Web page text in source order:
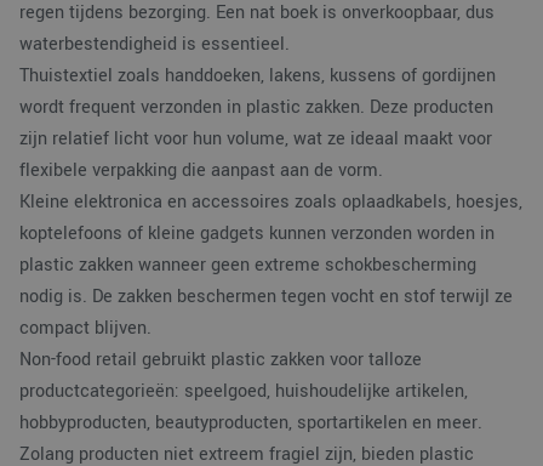
regen tijdens bezorging. Een nat boek is onverkoopbaar, dus
waterbestendigheid is essentieel.
Thuistextiel zoals handdoeken, lakens, kussens of gordijnen
wordt frequent verzonden in plastic zakken. Deze producten
zijn relatief licht voor hun volume, wat ze ideaal maakt voor
flexibele verpakking die aanpast aan de vorm.
Kleine elektronica en accessoires zoals oplaadkabels, hoesjes,
koptelefoons of kleine gadgets kunnen verzonden worden in
plastic zakken wanneer geen extreme schokbescherming
nodig is. De zakken beschermen tegen vocht en stof terwijl ze
compact blijven.
Non-food retail gebruikt plastic zakken voor talloze
productcategorieën: speelgoed, huishoudelijke artikelen,
hobbyproducten, beautyproducten, sportartikelen en meer.
Zolang producten niet extreem fragiel zijn, bieden plastic